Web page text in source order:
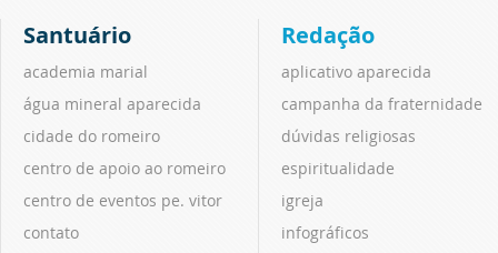
Santuário
academia marial
água mineral aparecida
cidade do romeiro
centro de apoio ao romeiro
centro de eventos pe. vitor
contato
Redação
aplicativo aparecida
campanha da fraternidade
dúvidas religiosas
espiritualidade
igreja
infográficos